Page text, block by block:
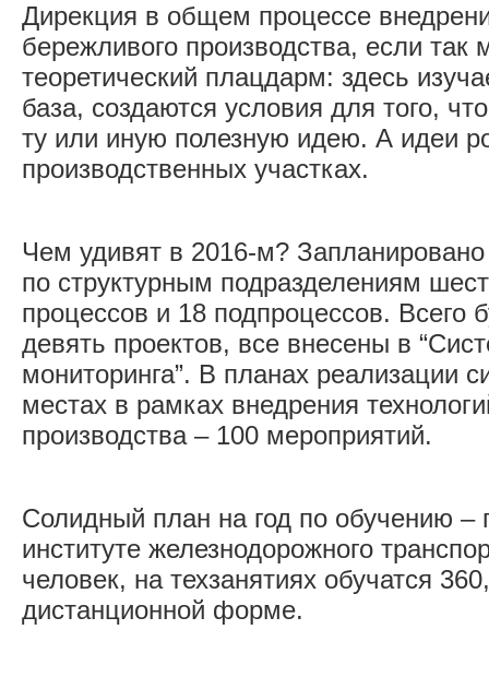
Дирекция в общем процессе
бережливого производства, если так
теоретический плацдарм: здесь
база, создаются условия для того,
ту или иную полезную идею. А идеи
производственных участках.
Чем удивят в 2016-м?
по структурным подразделениям
процессов и 18 подпроцессов. Всего
девять проектов, все внесены в
мониторинга”. В планах реализации
местах в рамках внедрения
производства – 100 мероприятий.
Солидный план на год по обучению
институте железнодорожного
человек, на техзанятиях обучатся
дистанционной форме.